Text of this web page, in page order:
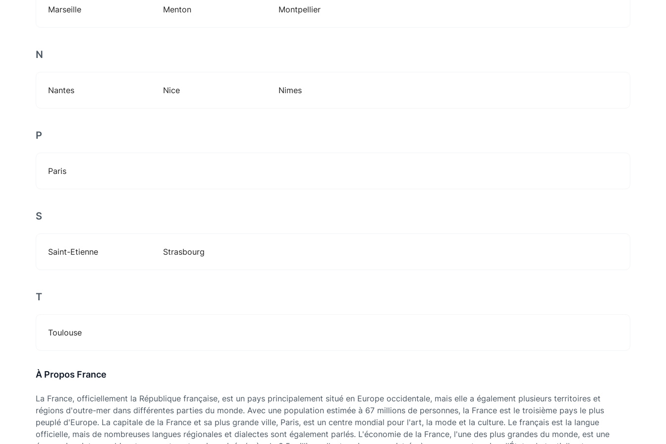
Marseille Menton Montpellier
N
Nantes Nice Nimes
P
Paris
S
Saint-Etienne Strasbourg
T
Toulouse
À Propos France
La France, officiellement la République française, est un pays principalement situé en Europe occidentale, mais elle a également plusieurs territoires et
régions d'outre-mer dans différentes parties du monde. Avec une population estimée à 67 millions de personnes, la France est le troisième pays le plus
peuplé d'Europe. La capitale de la France et sa plus grande ville, Paris, est un centre mondial pour l'art, la mode et la culture. Le français est la langue
officielle, mais de nombreuses langues régionales et dialectes sont également parlés. L'économie de la France, l'une des plus grandes du monde, est une